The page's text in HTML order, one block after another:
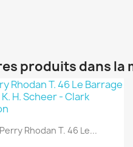
produits dans la
Aperçu rapide
Perry Rhodan T. 46 Le...